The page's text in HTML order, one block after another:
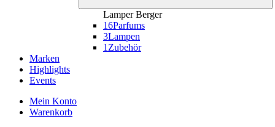
Lamper Berger
16Parfums
3Lampen
1 Zubehör
Marken
Highlights
Events
Mein Konto
Warenkorb